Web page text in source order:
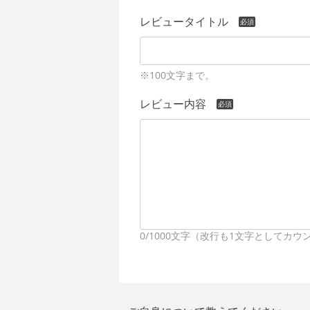
レビュータイトル
※100文字まで。
レビュー内容
0/1000文字（改行も1文字としてカウ